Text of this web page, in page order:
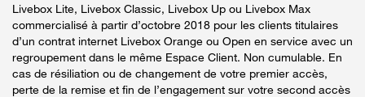
Livebox Lite, Livebox Classic, Livebox Up ou Livebox Max
commercialisé à partir d’octobre 2018 pour les clients titulaires
d’un contrat internet Livebox Orange ou Open en service avec un
regroupement dans le même Espace Client. Non cumulable. En
cas de résiliation ou de changement de votre premier accès,
perte de la remise et fin de l’engagement sur votre second accès